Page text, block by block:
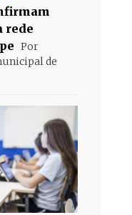
rede
Por
de